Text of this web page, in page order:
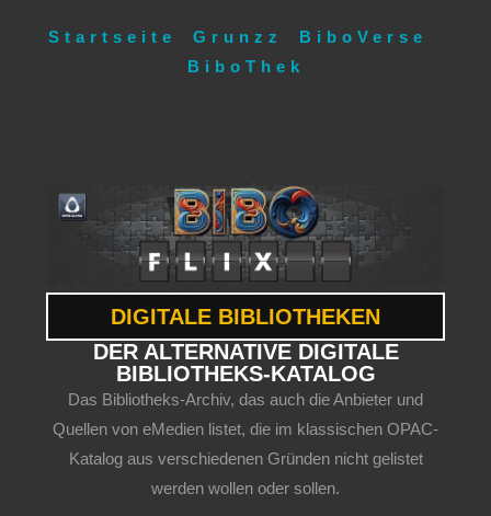
Startseite Grunzz
BiboVerse
BiboThek
DIGITALE BIBLIOTHEKEN
DER ALTERNATIVE DIGITALE
BIBLIOTHEKS-KATALOG
Das Bibliotheks-Archiv, das auch die Anbieter und
Quellen von eMedien listet, die im klassischen OPAC-
Katalog aus verschiedenen Gründen nicht gelistet
werden wollen oder sollen.